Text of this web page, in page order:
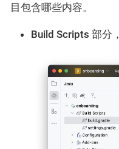
目包含哪些内容。
Build Scripts 部分